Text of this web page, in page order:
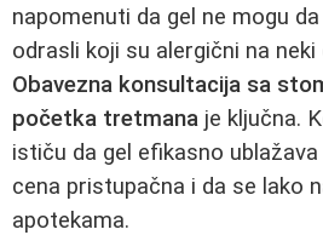
napomenuti da gel ne mogu
odrasli koji su alergični na
Obavezna konsultacija sa
početka tretmana je ključna.
ističu da gel efikasno ublažava
cena pristupačna i da se lako
apotekama.